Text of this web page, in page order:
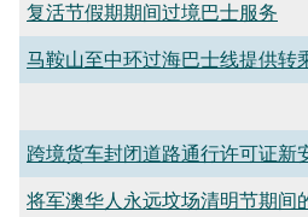
复活节假期期间过境巴士服务
马鞍山至中环过海巴士线提供转
跨境货车封闭道路通行许可证新
将军澳华人永远坟场清明节期间